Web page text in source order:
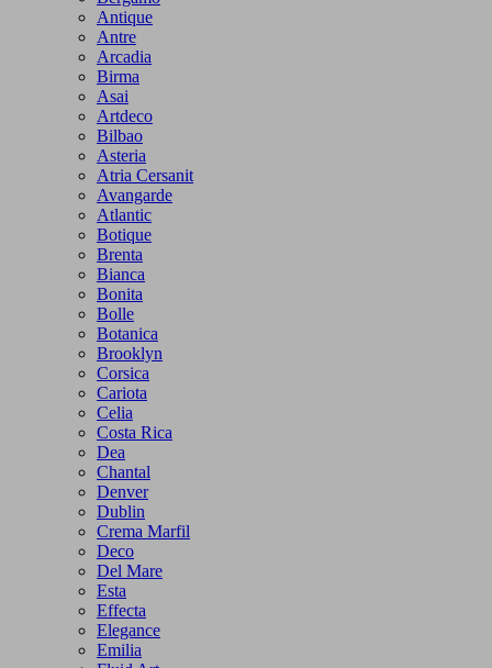
Antique
Antre
Arcadia
Birma
Asai
Artdeco
Bilbao
Asteria
Atria Cersanit
Avangarde
Atlantic
Botique
Brenta
Bianca
Bonita
Bolle
Botanica
Brooklyn
Corsica
Cariota
Celia
Costa Rica
Dea
Chantal
Denver
Dublin
Crema Marfil
Deco
Del Mare
Esta
Effecta
Elegance
Emilia